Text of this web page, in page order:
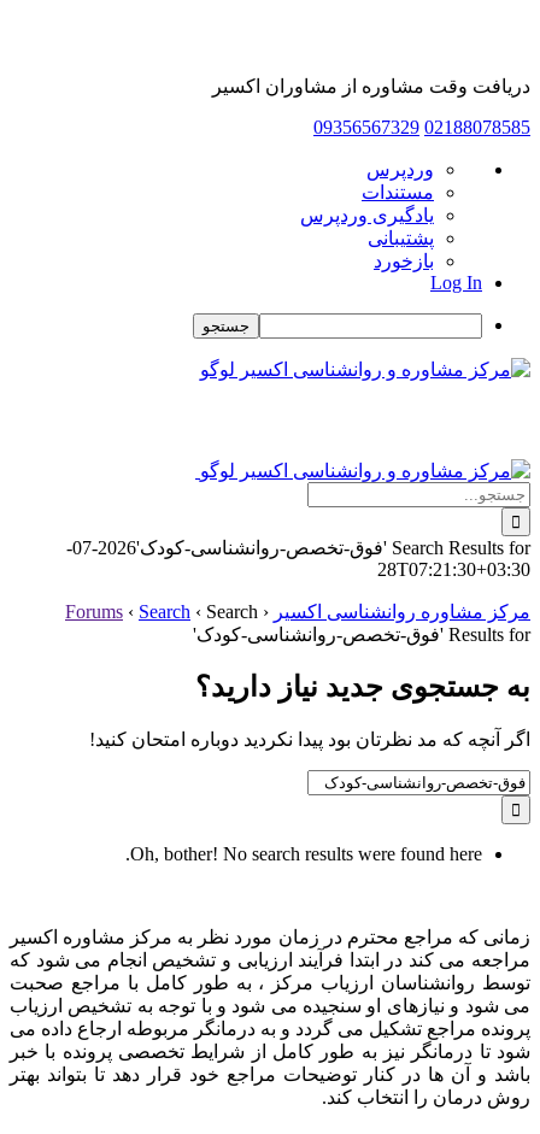
دریافت وقت مشاوره از مشاوران اکسیر
02188078585
09356567329
درباره
وردپرس
وردپرس
مستندات
یادگیری وردپرس
پشتیبانی
بازخورد
Log In
جستجو
Skip
جستجو
برای:
Search Results for 'فوق-تخصص-روانشناسی-کودک'
2026-07-
28T07:21:30+03:30
مرکز مشاوره روانشناسی اکسیر ‹
Forums ‹ Search ‹ Search
Results for 'فوق-تخصص-روانشناسی-کودک'
به جستجوی جديد نياز داريد؟
اگر آنچه که مد نظرتان بود پیدا نکردید دوباره امتحان کنید!
Search
for:
Oh, bother! No search results were found here.
زمانی که مراجع محترم در زمان مورد نظر به مرکز مشاوره اکسیر
مراجعه می کند در ابتدا فرآیند ارزیابی و تشخیص انجام می شود که
توسط روانشناسان ارزیاب مرکز ، به طور کامل با مراجع صحبت
می شود و نیازهای او سنجیده می شود و با توجه به تشخیص ارزیاب
پرونده مراجع تشکیل می گردد و به درمانگر مربوطه ارجاع داده می
شود تا درمانگر نیز به طور کامل از شرایط تخصصی پرونده با خبر
باشد و آن ها در کنار توضیحات مراجع خود قرار دهد تا بتواند بهتر
روش درمان را انتخاب کند.